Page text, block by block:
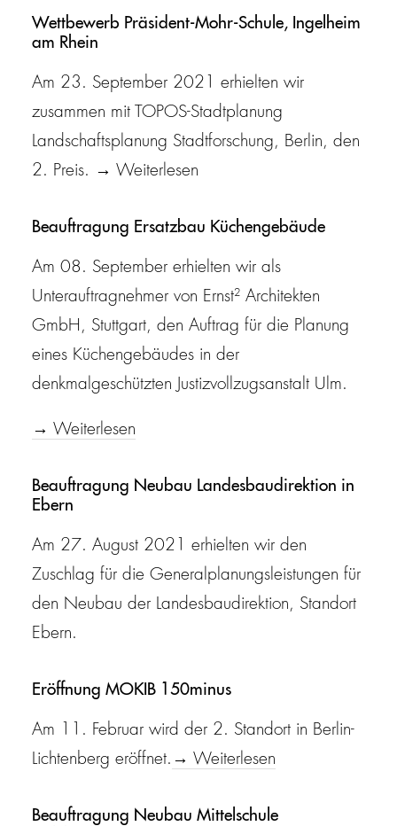
Wettbewerb Präsident-Mohr-Schule, Ingelheim
am Rhein
Am 23. September 2021 erhielten wir
zusammen mit TOPOS-Stadtplanung
Landschaftsplanung Stadtforschung, Berlin, den
2. Preis. → Weiterlesen
Beauftragung Ersatzbau Küchengebäude
Am 08. September erhielten wir als
Unterauftragnehmer von Ernst² Architekten
GmbH, Stuttgart, den Auftrag für die Planung
eines Küchengebäudes in der
denkmalgeschützten Justizvollzugsanstalt Ulm.
→ Weiterlesen
Beauftragung Neubau Landesbaudirektion in
Ebern
Am 27. August 2021 erhielten wir den
Zuschlag für die Generalplanungsleistungen für
den Neubau der Landesbaudirektion, Standort
Ebern.
Eröffnung MOKIB 150minus
Am 11. Februar wird der 2. Standort in Berlin-
Lichtenberg eröffnet. → Weiterlesen
Beauftragung Neubau Mittelschule